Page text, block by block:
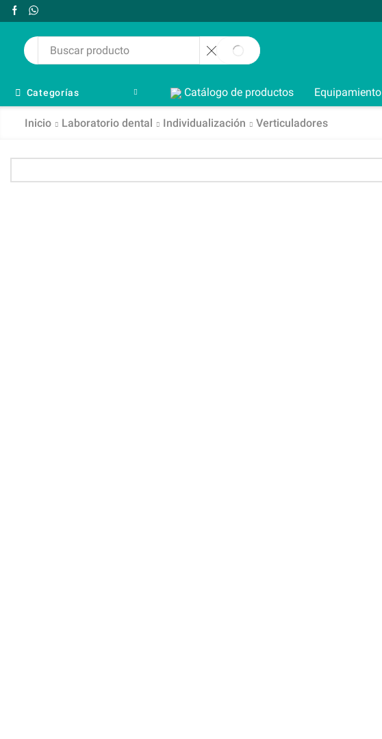
Categorías Catálogo de productos Equipamiento
Inicio Laboratorio dental Individualización Verticuladores